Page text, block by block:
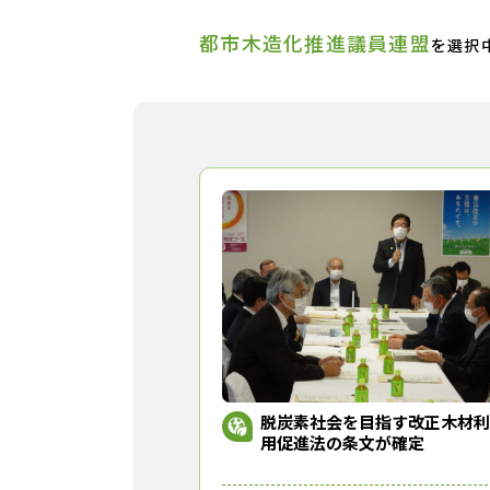
都市木造化推進議員連盟 を選択
脱炭素社会を目指す改正木材利
用促進法の条文が確定